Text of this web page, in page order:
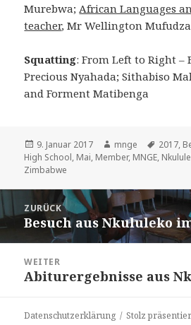
Murebwa;African Languages
teacher, Mr Wellington
Squatting: From Left to Right –
Precious Nyahada; Sithabiso
and Forment Matibenga
Veröffentlicht
am
9. Januar 2017 Autor
mnge 2017,
High School, Mai, Member, MNGE,
Zimbabwe
Beitragsnavigation
ZURÜCK
Vorheriger
Beitrag:
Besuch aus Nkululeko
WEITER
Nächster
Abiturergebnisse aus
Datenschutzerklärung Stolz